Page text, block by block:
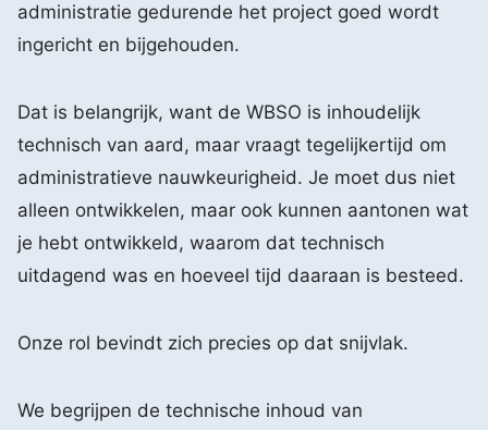
administratie gedurende het project goed wordt
ingericht en bijgehouden.
Dat is belangrijk, want de WBSO is inhoudelijk
technisch van aard, maar vraagt tegelijkertijd om
administratieve nauwkeurigheid. Je moet dus niet
alleen ontwikkelen, maar ook kunnen aantonen wat
je hebt ontwikkeld, waarom dat technisch
uitdagend was en hoeveel tijd daaraan is besteed.
Onze rol bevindt zich precies op dat snijvlak.
We begrijpen de technische inhoud van